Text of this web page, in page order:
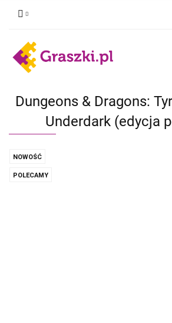
Dungeons & Dragons:
Underdark (edycja
NOWOŚĆ
POLECAMY